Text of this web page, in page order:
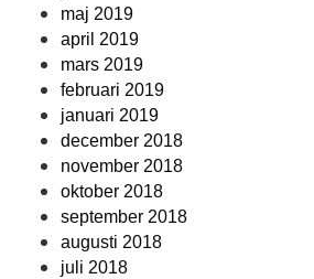
maj 2019
april 2019
mars 2019
februari 2019
januari 2019
december 2018
november 2018
oktober 2018
september 2018
augusti 2018
juli 2018